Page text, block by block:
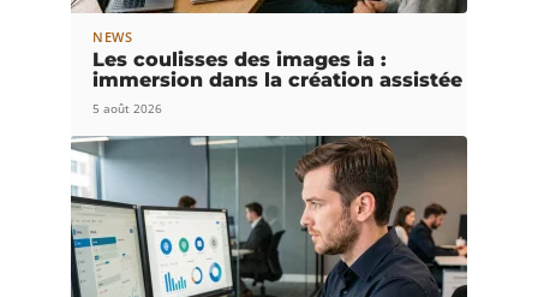
NEWS
Les coulisses des images ia :
immersion dans la création assistée
5 août 2026